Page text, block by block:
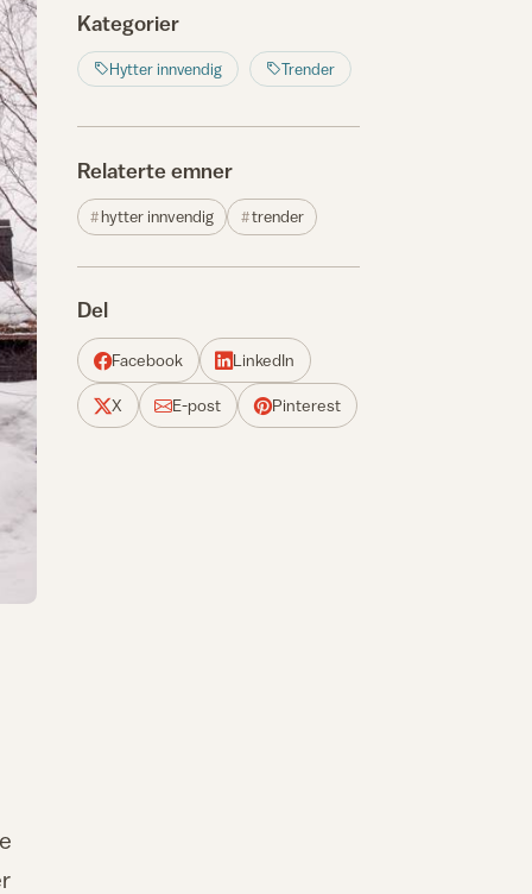
Kategorier
Hytter innvendig Trender
Relaterte emner
hytter innvendig trender
Del
Facebook LinkedIn
X E-post Pinterest